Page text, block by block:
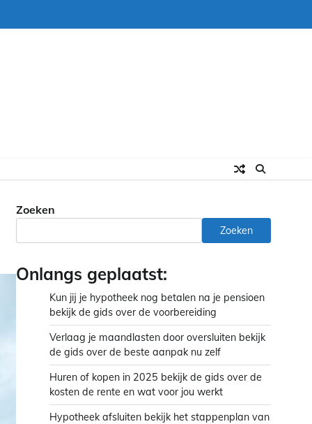
Zoeken
Zoeken
Onlangs geplaatst:
Kun jij je hypotheek nog betalen na je pensioen
bekijk de gids over de voorbereiding
Verlaag je maandlasten door oversluiten bekijk
de gids over de beste aanpak nu zelf
Huren of kopen in 2025 bekijk de gids over de
kosten de rente en wat voor jou werkt
Hypotheek afsluiten bekijk het stappenplan van